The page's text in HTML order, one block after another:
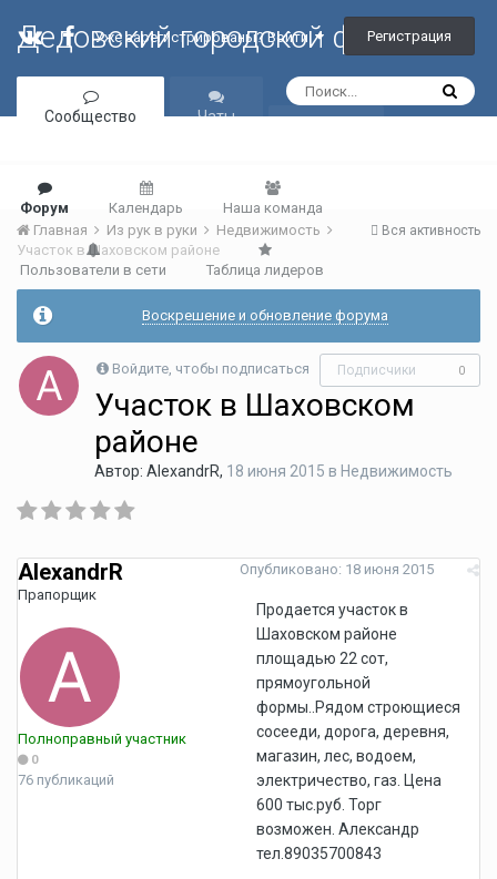
Дедовский городской форум
Уже зарегистрированы? Войти Регистрация
Сообщество
Форум Календарь Наша команда
Пользователи в сети Таблица лидеров
Чаты
Вся активность
Главная Из рук в руки
Недвижимость
Участок в Шаховском районе
Воскрешение и обновление форума
Войдите, чтобы подписаться Подписчики 0
Участок в Шаховском
районе
Автор: AlexandrR, 18 июня 2015 в Недвижимость
AlexandrR
Прапорщик
Полноправный участник
0
76 публикаций
Опубликовано: 18 июня 2015
Продается участок в
Шаховском районе
площадью 22 сот,
прямоугольной
формы..Рядом строющиеся
сосееди, дорога, деревня,
магазин, лес, водоем,
электричество, газ. Цена
600 тыс.руб. Торг
возможен. Александр
тел.89035700843